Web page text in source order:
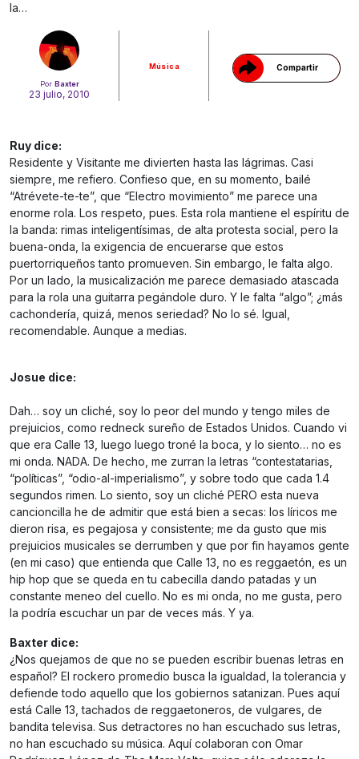
Por Baxter
23 julio, 2010
Música Compartir
la…
Ruy dice:
Residente y Visitante me divierten hasta las lágrimas. Casi
siempre, me refiero. Confieso que, en su momento, bailé
“Atrévete-te-te”, que “Electro movimiento” me parece una
enorme rola. Los respeto, pues. Esta rola mantiene el espíritu de
la banda: rimas inteligentísimas, de alta protesta social, pero la
buena-onda, la exigencia de encuerarse que estos
puertorriqueños tanto promueven. Sin embargo, le falta algo.
Por un lado, la musicalización me parece demasiado atascada
para la rola una guitarra pegándole duro. Y le falta “algo”; ¿más
cachondería, quizá, menos seriedad? No lo sé. Igual,
recomendable. Aunque a medias.
Josue dice:
Dah… soy un cliché, soy lo peor del mundo y tengo miles de
prejuicios, como redneck sureño de Estados Unidos. Cuando vi
que era Calle 13, luego luego troné la boca, y lo siento… no es
mi onda. NADA. De hecho, me zurran la letras “contestatarias,
“políticas”, “odio-al-imperialismo”, y sobre todo que cada 1.4
segundos rimen. Lo siento, soy un cliché PERO esta nueva
cancioncilla he de admitir que está bien a secas: los líricos me
dieron risa, es pegajosa y consistente; me da gusto que mis
prejuicios musicales se derrumben y que por fin hayamos gente
(en mi caso) que entienda que Calle 13, no es reggaetón, es un
hip hop que se queda en tu cabecilla dando patadas y un
constante meneo del cuello. No es mi onda, no me gusta, pero
la podría escuchar un par de veces más. Y ya.
Baxter dice:
¿Nos quejamos de que no se pueden escribir buenas letras en
español? El rockero promedio busca la igualdad, la tolerancia y
defiende todo aquello que los gobiernos satanizan. Pues aquí
está Calle 13, tachados de reggaetoneros, de vulgares, de
bandita televisa. Sus detractores no han escuchado sus letras,
no han escuchado su música. Aquí colaboran con Omar